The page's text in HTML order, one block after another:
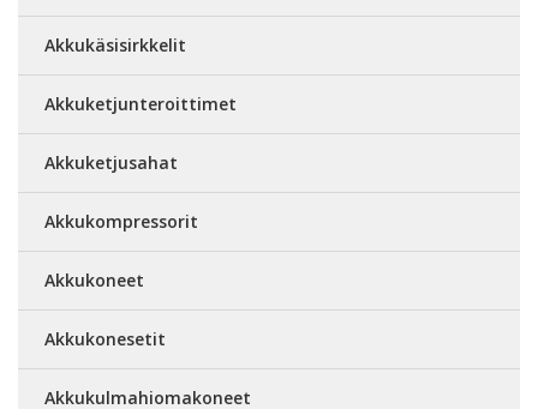
Akkukäsisirkkelit
Akkuketjunteroittimet
Akkuketjusahat
Akkukompressorit
Akkukoneet
Akkukonesetit
Akkukulmahiomakoneet